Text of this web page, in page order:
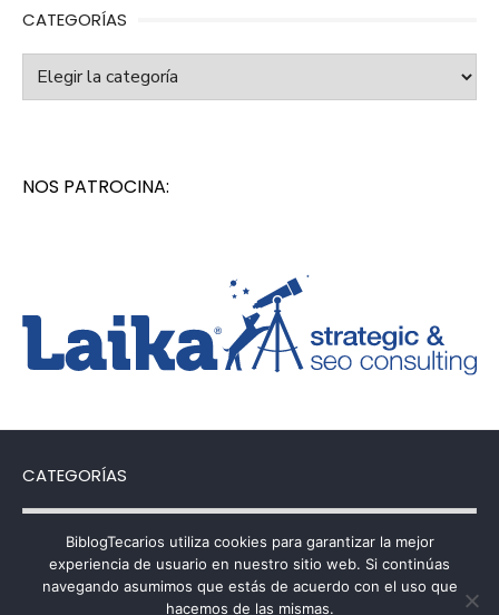
CATEGORÍAS
Categorías
NOS PATROCINA:
CATEGORÍAS
Categorías
BiblogTecarios utiliza cookies para garantizar la mejor
experiencia de usuario en nuestro sitio web. Si continúas
navegando asumimos que estás de acuerdo con el uso que
hacemos de las mismas.